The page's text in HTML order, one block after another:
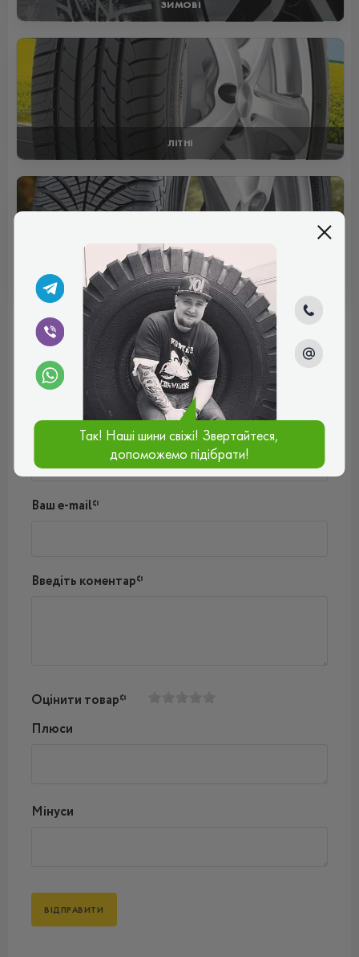
ЗИМОВІ
ЛІТНІ
ВСЕСЕЗОННІ
Відгуки (0)
Поки немає коментарів
Написати коментар
Ім'я*
Ваш e-mail*
Введіть коментар*
Оцінити товар*
Плюси
Мінуси
Так! Наші шини свіжі! Звертайтеся,
допоможемо підібрати!